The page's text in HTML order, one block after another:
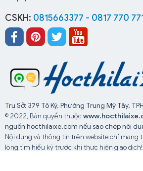
CSKH: 0815663377 - 0817 770
Trụ Sở: 379 Tô Ký, Phường Trung Mỹ Tây,
© 2022, Bản quyền thuộc
nguồn hocthilaixe.com nếu sao chép nội
Nội dung và thông tin trên website chỉ mang
lòng tìm hiểu kỹ trước khi thực hiện giao dịch!